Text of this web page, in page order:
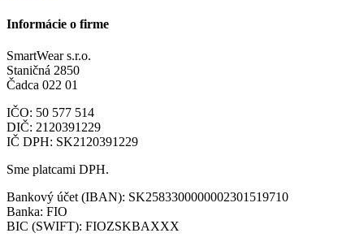
Informácie o firme
SmartWear s.r.o.
Staničná 2850
Čadca 022 01
IČO: 50 577 514
DIČ: 2120391229
IČ DPH: SK2120391229
Sme platcami DPH.
Bankový účet (IBAN): SK2583300000002301519710
Banka: FIO
BIC (SWIFT): FIOZSKBAXXX